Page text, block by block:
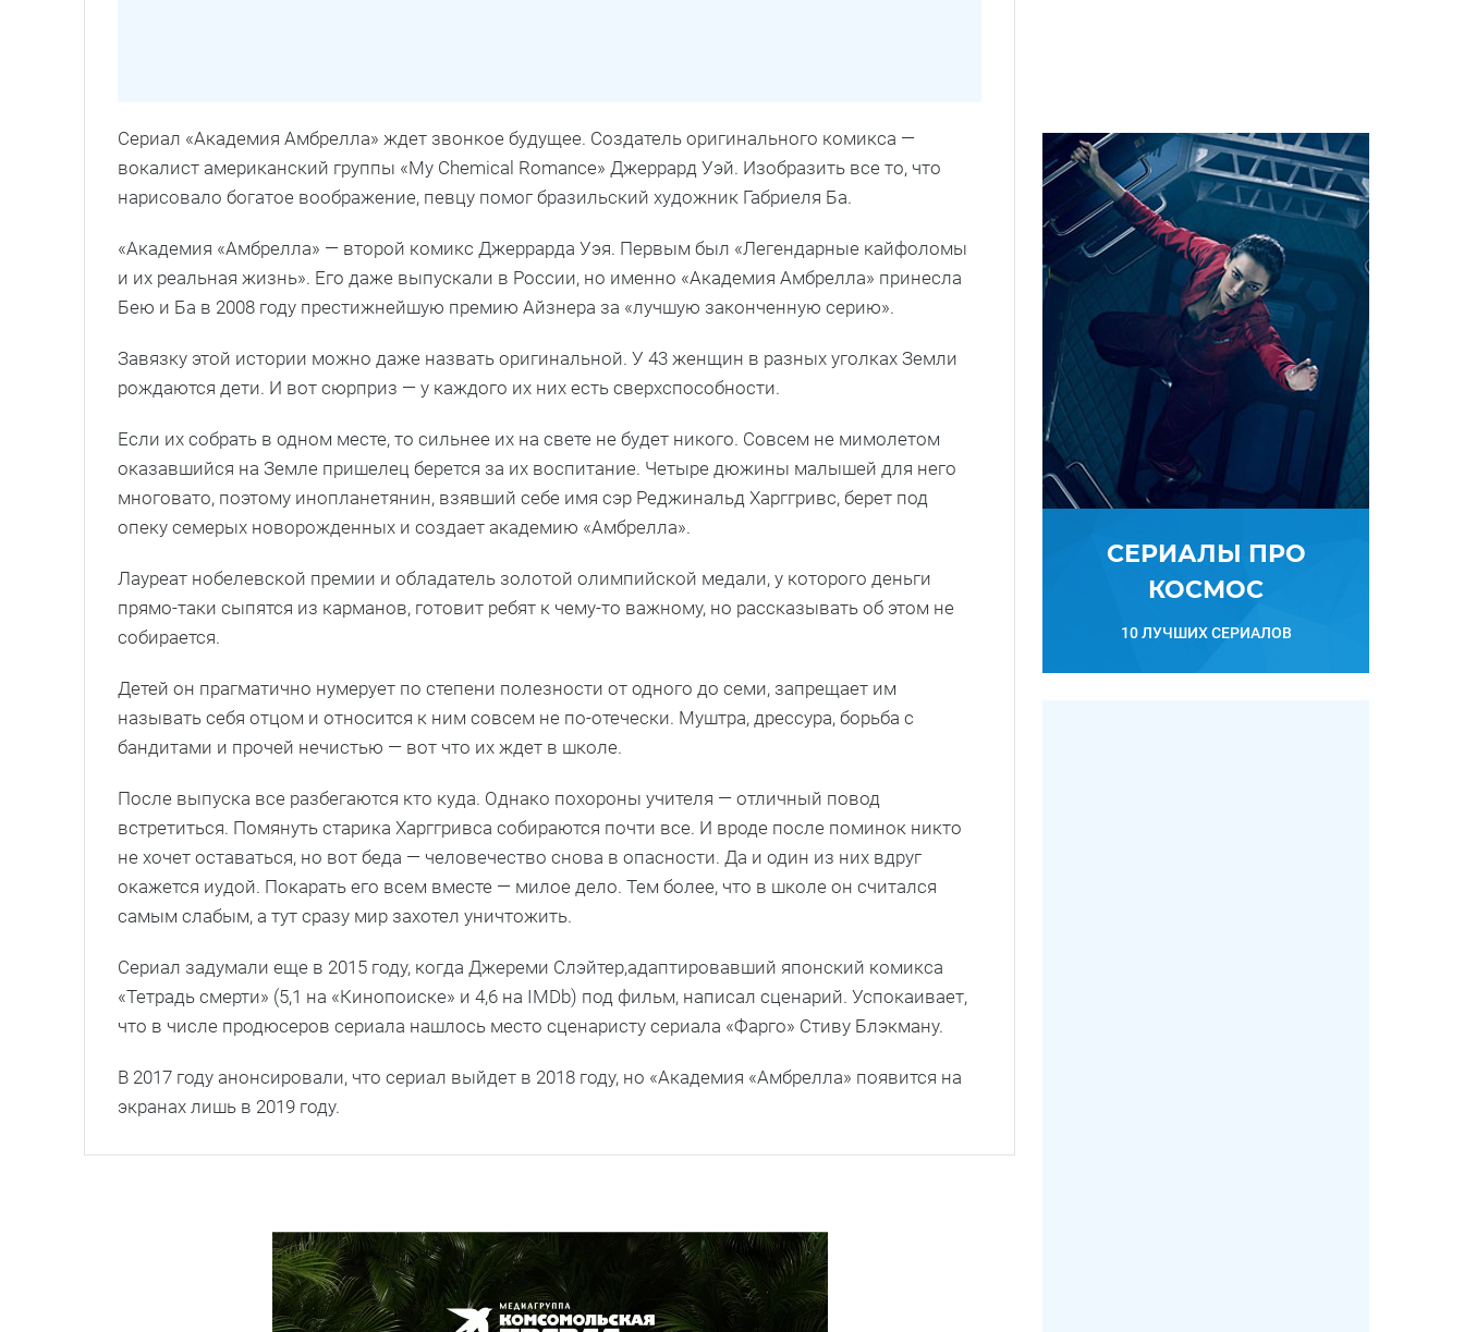
Сериал «Академия Амбрелла» ждет звонкое будущее. Создатель оригинального комикса —
вокалист американский группы «My Chemical Romance» Джеррард Уэй. Изобразить все то, что
нарисовало богатое воображение, певцу помог бразильский художник Габриеля Ба.
«Академия «Амбрелла» — второй комикс Джеррарда Уэя. Первым был «Легендарные кайфоломы
и их реальная жизнь». Его даже выпускали в России, но именно «Академия Амбрелла» принесла
Бею и Ба в 2008 году престижнейшую премию Айзнера за «лучшую законченную серию».
Завязку этой истории можно даже назвать оригинальной. У 43 женщин в разных уголках Земли
рождаются дети. И вот сюрприз — у каждого их них есть сверхспособности.
Если их собрать в одном месте, то сильнее их на свете не будет никого. Совсем не мимолетом
оказавшийся на Земле пришелец берется за их воспитание. Четыре дюжины малышей для него
многовато, поэтому инопланетянин, взявший себе имя сэр Реджинальд Харггривс, берет под
опеку семерых новорожденных и создает академию «Амбрелла».
Лауреат нобелевской премии и обладатель золотой олимпийской медали, у которого деньги
прямо-таки сыпятся из карманов, готовит ребят к чему-то важному, но рассказывать об этом не
собирается.
Детей он прагматично нумерует по степени полезности от одного до семи, запрещает им
называть себя отцом и относится к ним совсем не по-отечески. Муштра, дрессура, борьба с
бандитами и прочей нечистью — вот что их ждет в школе.
После выпуска все разбегаются кто куда. Однако похороны учителя — отличный повод
встретиться. Помянуть старика Харггривса собираются почти все. И вроде после поминок никто
не хочет оставаться, но вот беда — человечество снова в опасности. Да и один из них вдруг
окажется иудой. Покарать его всем вместе — милое дело. Тем более, что в школе он считался
самым слабым, а тут сразу мир захотел уничтожить.
Сериал задумали еще в 2015 году, когда Джереми Слэйтер,адаптировавший японский комикса
«Тетрадь смерти» (5,1 на «Кинопоиске» и 4,6 на IMDb) под фильм, написал сценарий. Успокаивает,
что в числе продюсеров сериала нашлось место сценаристу сериала «Фарго» Стиву Блэкману.
В 2017 году анонсировали, что сериал выйдет в 2018 году, но «Академия «Амбрелла» появится на
экранах лишь в 2019 году.
СЕРИАЛЫ ПРО
КОСМОС
10 ЛУЧШИХ СЕРИАЛОВ